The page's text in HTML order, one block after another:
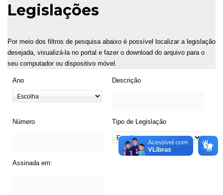
Legislações
Por meio dos filtros de pesquisa abaixo é possível localizar a legislação
desejada, visualizá-la no portal e fazer o download do arquivo para o
seu computador ou dispositivo móvel.
Ano Descrição
Número Tipo de Legislação
Assinada em: